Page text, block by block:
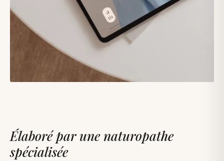
Élaboré par une naturopathe
spécialisée